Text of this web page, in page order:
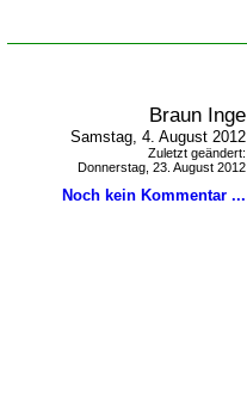
Braun Inge
Samstag, 4. August 2012
Zuletzt geändert:
Donnerstag, 23. August 2012
Noch kein Kommentar ...